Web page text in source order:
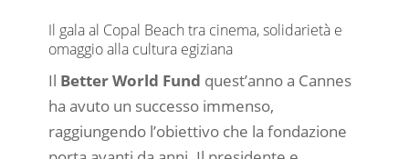
Il gala al Copal Beach tra cinema, solidarietà e
omaggio alla cultura egiziana
Il Better World Fund quest’anno a Cannes
ha avuto un successo immenso,
raggiungendo l’obiettivo che la fondazione